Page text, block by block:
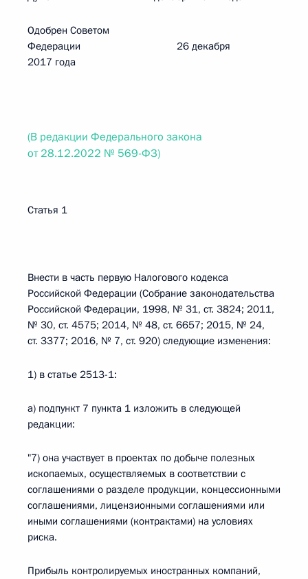
Одобрен Советом
Федерации 26 декабря
2017 года
(В редакции Федерального закона
от 28.12.2022 № 569-ФЗ)
Статья 1
Внести в часть первую Налогового кодекса
Российской Федерации (Собрание законодательства
Российской Федерации, 1998, № 31, ст. 3824; 2011,
№ 30, ст. 4575; 2014, № 48, ст. 6657; 2015, № 24,
ст. 3377; 2016, № 7, ст. 920) следующие изменения:
1) в статье 2513-1:
а) подпункт 7 пункта 1 изложить в следующей
редакции:
"7) она участвует в проектах по добыче полезных
ископаемых, осуществляемых в соответствии с
соглашениями о разделе продукции, концессионными
соглашениями, лицензионными соглашениями или
иными соглашениями (контрактами) на условиях
риска.
Прибыль контролируемых иностранных компаний,